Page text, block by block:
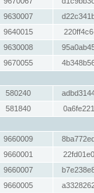
9630007
9640015
9630008
9670055
580240
581840
9660009
9660001
9660007
9660005